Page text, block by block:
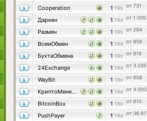
Cooperation
1 TRX от 731
Даркен
1 TRX от 1 000
Размен
1 TRX от 284
ВсемОбмен
1 TRX от 858
БухтаОбмена
1 TRX от 916
24Exchange
1 TRX от 3 035
WayBit
1 TRX от 858
КриптоМенялка
1 TRX от 4 000
BitcoinBox
1 TRX от 910
PushPayer
1 TRX от 36.67